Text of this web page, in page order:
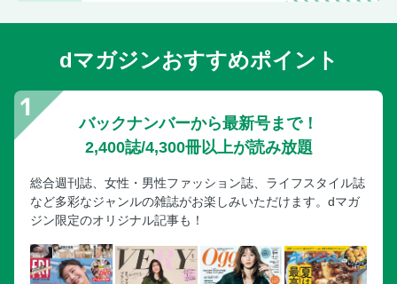
dマガジンおすすめポイント
バックナンバーから最新号まで！
2,400誌/4,300冊以上が読み放題
総合週刊誌、女性・男性ファッション誌、ライフスタイル誌
など多彩なジャンルの雑誌がお楽しみいただけます。dマガ
ジン限定のオリジナル記事も！